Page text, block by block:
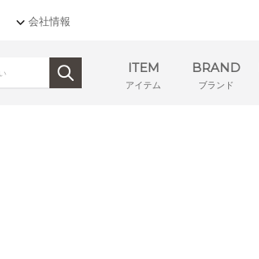
会社情報
ITEM
アイテム
BRAND
ブランド